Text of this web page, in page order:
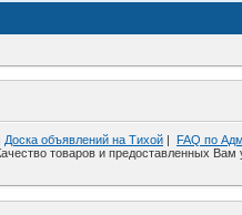
Доска объявлений на Тихой FAQ по
товаров и предоставленных